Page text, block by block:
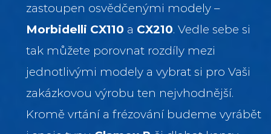
zastoupen osvědčenými modely –
Morbidelli CX110 a CX210. Vedle sebe si
tak můžete porovnat rozdíly mezi
jednotlivými modely a vybrat si pro Vaši
zakázkovou výrobu ten nejvhodnější.
Kromě vrtání a frézování budeme vyrábět